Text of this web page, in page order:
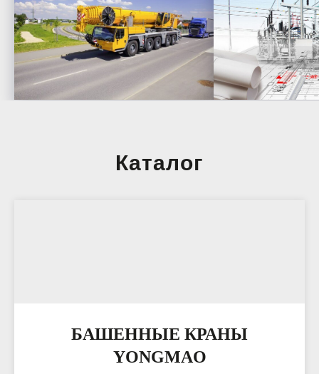
Каталог
БАШЕННЫЕ КРАНЫ
YONGMAO